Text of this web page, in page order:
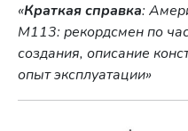
«Краткая справка:
М113: рекордсмен по
создания, описание
опыт эксплуатации»